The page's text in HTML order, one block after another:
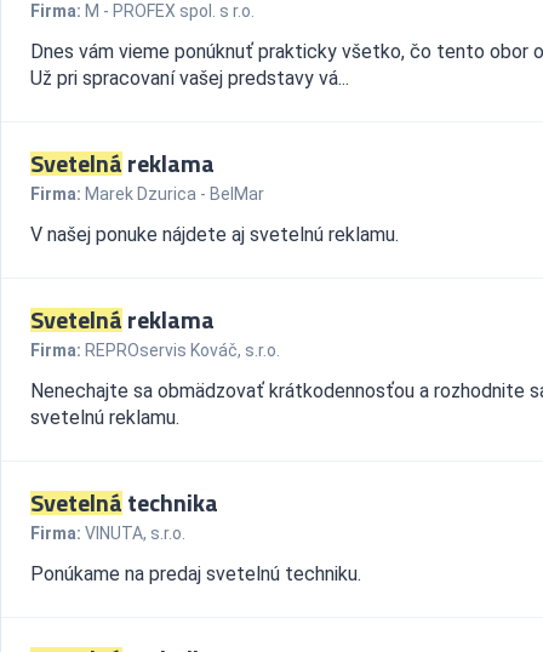
Firma: M - PROFEX spol. s r.o.
Dnes vám vieme ponúknuť prakticky všetko, čo tento obor
Už pri spracovaní vašej predstavy vá...
Svetelnáreklama
Firma: Marek Dzurica - BelMar
V našej ponuke nájdete aj svetelnú reklamu.
Svetelnáreklama
Firma: REPROservis Kováč, s.r.o.
Nenechajte sa obmädzovať krátkodennosťou a rozhodnite
svetelnú reklamu.
Svetelnátechnika
Firma: VINUTA, s.r.o.
Ponúkame na predaj svetelnú techniku.